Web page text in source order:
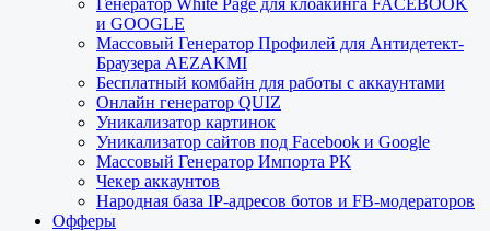
Генератор White Page для клоакинга FACEBOOK
и GOOGLE
Массовый Генератор Профилей для Антидетект-
Браузера AEZAKMI
Бесплатный комбайн для работы с аккаунтами
Онлайн генератор QUIZ
Уникализатор картинок
Уникализатор сайтов под Facebook и Google
Массовый Генератор Импорта РК
Чекер аккаунтов
Народная база IP-адресов ботов и FB-модераторов
Офферы